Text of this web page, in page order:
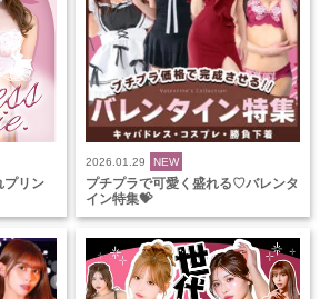
プリン
2026.01.29 NEW
プチプラで可愛く盛れる♡バレンタ
イン特集💝